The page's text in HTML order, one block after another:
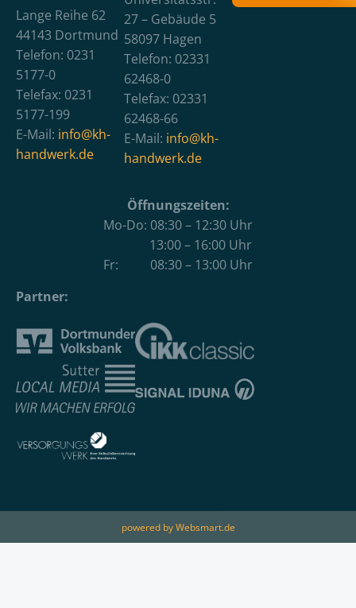
Lange Reihe 62
44143 Dortmund
Telefon: 0231
5177-0
Telefax: 0231
5177-199
E-Mail: info@kh-
handwerk.de
27 – Gebäude 5
58097 Hagen
Telefon: 02331
62468-0
Telefax: 02331
62468-66
E-Mail: info@kh-
handwerk.de
Öffnungszeiten:
Mo-Do: 08:30 – 12:30 Uhr
13:00 – 16:00 Uhr
Fr: 08:30 – 13:00 Uhr
Partner:
powered by Websmart.de